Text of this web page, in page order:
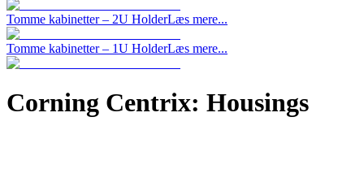
Tomme kabinetter – 2U HolderLæs mere...
Tomme kabinetter – 1U HolderLæs mere...
Corning Centrix: Housings